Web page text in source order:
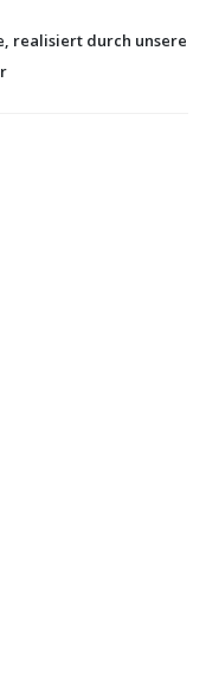
realisiert durch unsere